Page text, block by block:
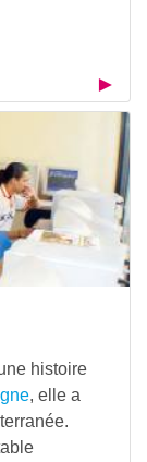
histoire
, elle a